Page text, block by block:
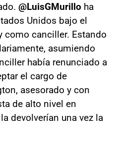
@LuisGMurillo ha
Unidos bajo el
como canciller. Estando
asumiendo
había renunciado a
el cargo de
asesorado y con
de alto nivel en
devolverían una vez la